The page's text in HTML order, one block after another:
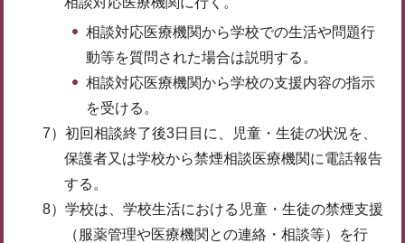
相談対応医療機関から学校での生活や問題行
動等を質問された場合は説明する。
相談対応医療機関から学校の支援内容の指示
を受ける。
7）初回相談終了後3日目に、児童・生徒の状況を、
保護者又は学校から禁煙相談医療機関に電話報告
する。
8）学校は、学校生活における児童・生徒の禁煙支援
（服薬管理や医療機関との連絡・相談等）を行